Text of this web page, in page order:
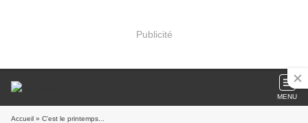
Publicité
MENU
Accueil » C'est le printemps...